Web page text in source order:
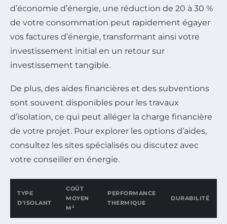
d’économie d’énergie, une réduction de 20 à 30 %
de votre consommation peut rapidement égayer
vos factures d’énergie, transformant ainsi votre
investissement initial en un retour sur
investissement tangible.
De plus, des aides financières et des subventions
sont souvent disponibles pour les travaux
d’isolation, ce qui peut alléger la charge financière
de votre projet. Pour explorer les options d’aides,
consultez les sites spécialisés ou discutez avec
votre conseiller en énergie.
TYPE
D’ISOLANT
COÛT
MOYEN
M²
PERFORMANCE
THERMIQUE
DURABILITÉ